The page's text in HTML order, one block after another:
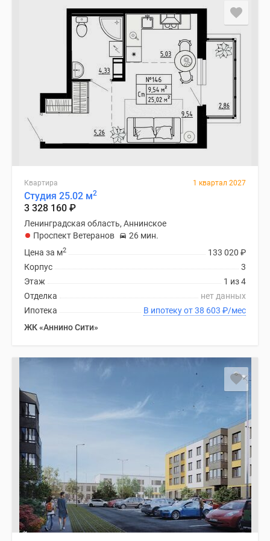
Квартира 1 квартал 2027
Студия 25.02 м2
3 328 160 ₽
Ленинградская область, Аннинское
Проспект Ветеранов
26 мин.
133 020 ₽
Цена за м2
3
Корпус
1 из 4
Этаж
нет данных
Отделка
В ипотеку от 38 603 ₽/мес
Ипотека
ЖК «Аннино Сити»